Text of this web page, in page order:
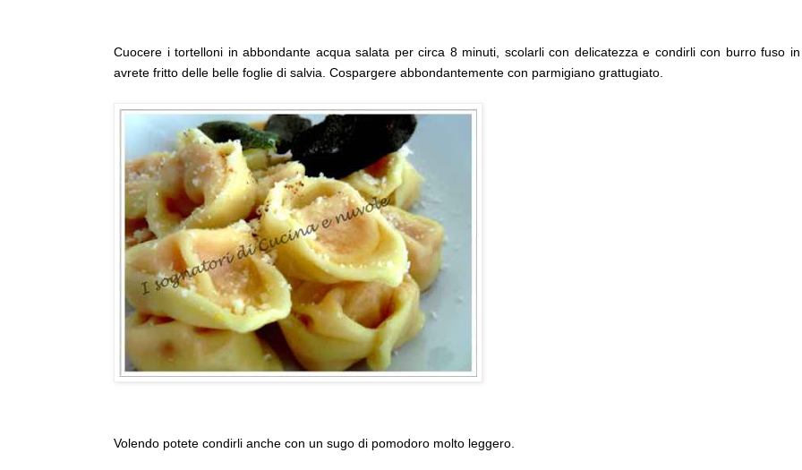
Cuocere i tortelloni in abbondante acqua salata per circa 8 minuti, scolarli con delicatezza e condirli con burro fuso
avrete fritto delle belle foglie di salvia. Cospargere abbondantemente con parmigiano grattugiato.
Volendo potete condirli anche con un sugo di pomodoro molto leggero.